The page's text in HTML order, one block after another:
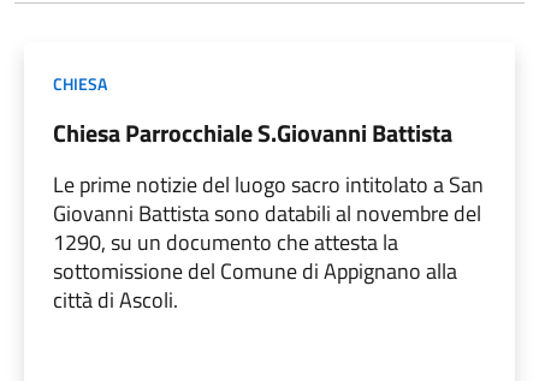
CHIESA
Chiesa Parrocchiale S.Giovanni Battista
Le prime notizie del luogo sacro intitolato a San
Giovanni Battista sono databili al novembre del
1290, su un documento che attesta la
sottomissione del Comune di Appignano alla
città di Ascoli.